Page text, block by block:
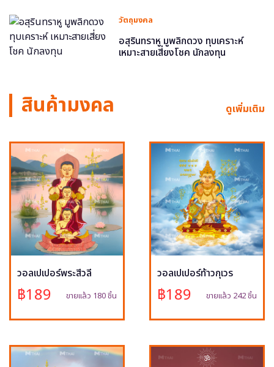
วัตถุมงคล
อสุรินทราหู มูพลิกดวง ทุบเคราะห์
เหมาะสายเสี่ยงโชค นักลงทุน
สินค้ามงคล ดูเพิ่มเติม
วอลเปเปอร์พระสีวลี
฿189 ขายแล้ว 180 ชิ้น
วอลเปเปอร์ท้าวกุเวร
฿189 ขายแล้ว 242 ชิ้น